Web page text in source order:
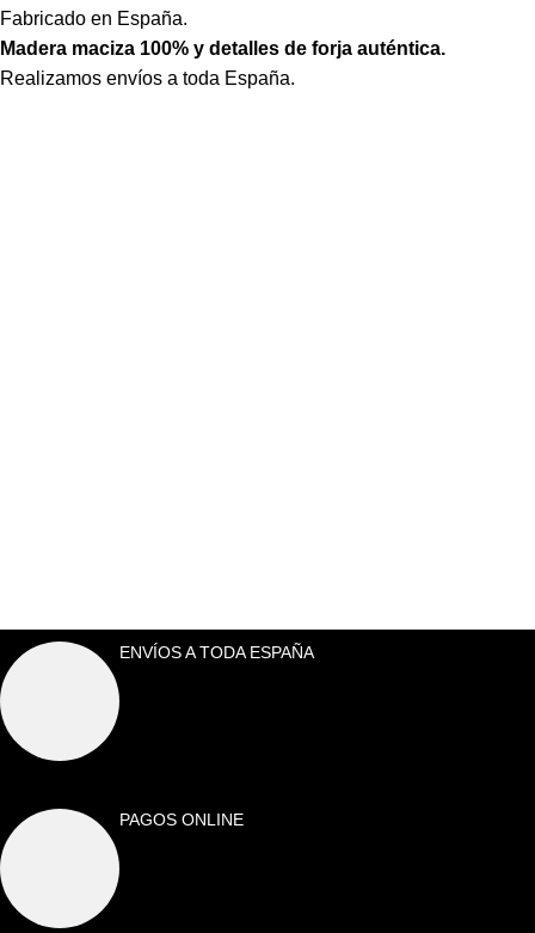
Fabricado en España.
Madera maciza 100% y detalles de forja auténtica.
Realizamos envíos a toda España.
ENVÍOS A TODA ESPAÑA
PAGOS ONLINE